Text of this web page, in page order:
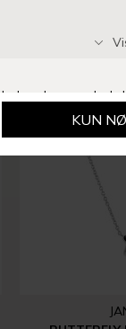
DKK